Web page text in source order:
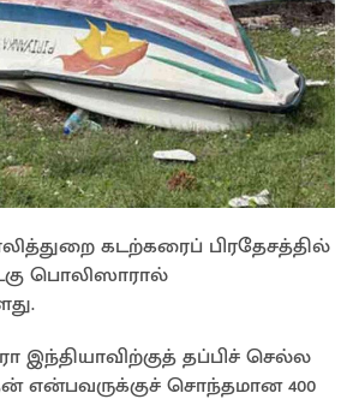
கடற்கரைப் பிரதேசத்தில்
பொலிஸாரால்
இந்தியாவிற்குத் தப்பிச் செல்ல
என்பவருக்குச் சொந்தமான 400